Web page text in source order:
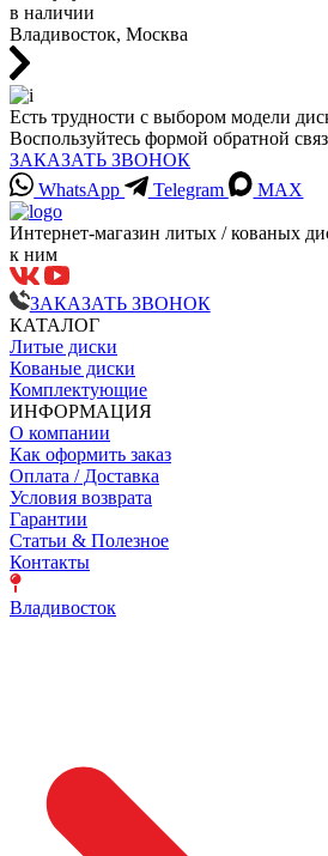
в наличии
Владивосток, Москва
Есть трудности с выбором модели
Воспользуйтесь формой обратной
ЗАКАЗАТЬ ЗВОНОК
WhatsApp
Telegram MAX
Интернет-магазин литых / кованых
к ним
ЗАКАЗАТЬ ЗВОНОК
КАТАЛОГ
Литые диски
Кованые диски
Комплектующие
ИНФОРМАЦИЯ
О компании
Как оформить заказ
Оплата / Доставка
Условия возврата
Гарантии
Статьи & Полезное
Контакты
Владивосток